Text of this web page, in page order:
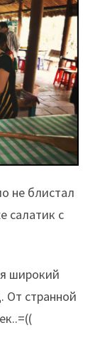
не блистал
салатик с
широкий
От странной